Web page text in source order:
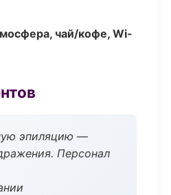
чай/кофе, Wi-
эпиляцию —
Персонал